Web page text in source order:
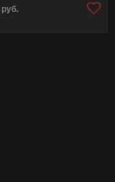
руб.